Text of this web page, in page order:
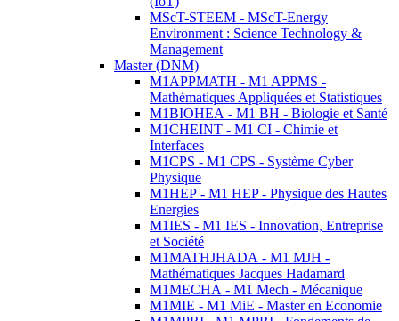
MScT-STEEM - MScT-Energy
Environment : Science Technology &
Management
Master (DNM)
M1APPMATH - M1 APPMS -
Mathématiques Appliquées et Statistiques
M1BIOHEA - M1 BH - Biologie et Santé
M1CHEINT - M1 CI - Chimie et
Interfaces
M1CPS - M1 CPS - Système Cyber
Physique
M1HEP - M1 HEP - Physique des Hautes
Energies
M1IES - M1 IES - Innovation, Entreprise
et Société
M1MATHJHADA - M1 MJH -
Mathématiques Jacques Hadamard
M1MECHA - M1 Mech - Mécanique
M1MIE - M1 MiE - Master en Economie